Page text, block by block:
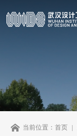
当前位置：首页